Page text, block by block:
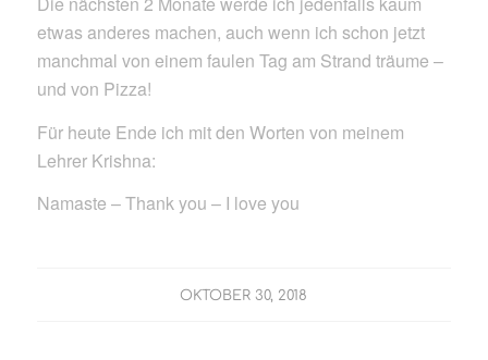
etwas anderes machen, auch wenn ich schon jetzt
manchmal von einem faulen Tag am Strand träume –
und von Pizza!
Für heute Ende ich mit den Worten von meinem
Lehrer Krishna:
Namaste – Thank you – I love you
OKTOBER 30, 2018